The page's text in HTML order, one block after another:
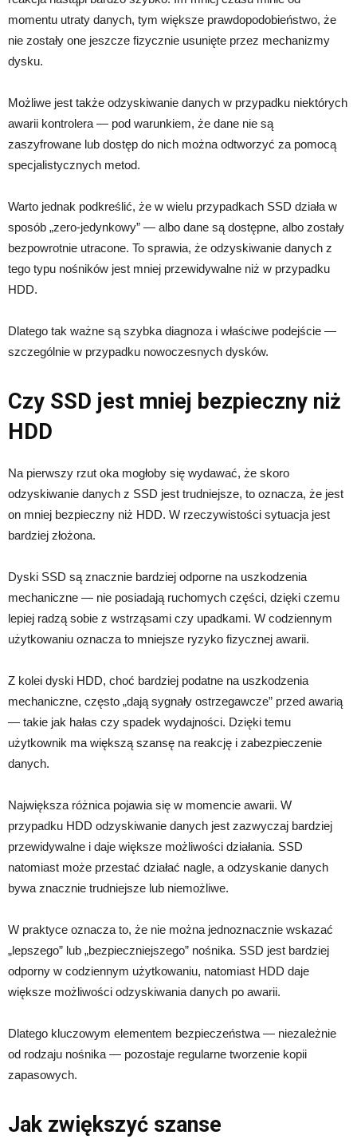
momentu utraty danych, tym większe prawdopodobieństwo, że
nie zostały one jeszcze fizycznie usunięte przez mechanizmy
dysku.
Możliwe jest także odzyskiwanie danych w przypadku niektórych
awarii kontrolera — pod warunkiem, że dane nie są
zaszyfrowane lub dostęp do nich można odtworzyć za pomocą
specjalistycznych metod.
Warto jednak podkreślić, że w wielu przypadkach SSD działa w
sposób „zero-jedynkowy” — albo dane są dostępne, albo zostały
bezpowrotnie utracone. To sprawia, że odzyskiwanie danych z
tego typu nośników jest mniej przewidywalne niż w przypadku
HDD.
Dlatego tak ważne są szybka diagnoza i właściwe podejście —
szczególnie w przypadku nowoczesnych dysków.
Czy SSD jest mniej bezpieczny niż
HDD
Na pierwszy rzut oka mogłoby się wydawać, że skoro
odzyskiwanie danych z SSD jest trudniejsze, to oznacza, że jest
on mniej bezpieczny niż HDD. W rzeczywistości sytuacja jest
bardziej złożona.
Dyski SSD są znacznie bardziej odporne na uszkodzenia
mechaniczne — nie posiadają ruchomych części, dzięki czemu
lepiej radzą sobie z wstrząsami czy upadkami. W codziennym
użytkowaniu oznacza to mniejsze ryzyko fizycznej awarii.
Z kolei dyski HDD, choć bardziej podatne na uszkodzenia
mechaniczne, często „dają sygnały ostrzegawcze” przed awarią
— takie jak hałas czy spadek wydajności. Dzięki temu
użytkownik ma większą szansę na reakcję i zabezpieczenie
danych.
Największa różnica pojawia się w momencie awarii. W
przypadku HDD odzyskiwanie danych jest zazwyczaj bardziej
przewidywalne i daje większe możliwości działania. SSD
natomiast może przestać działać nagle, a odzyskanie danych
bywa znacznie trudniejsze lub niemożliwe.
W praktyce oznacza to, że nie można jednoznacznie wskazać
„lepszego” lub „bezpieczniejszego” nośnika. SSD jest bardziej
odporny w codziennym użytkowaniu, natomiast HDD daje
większe możliwości odzyskiwania danych po awarii.
Dlatego kluczowym elementem bezpieczeństwa — niezależnie
od rodzaju nośnika — pozostaje regularne tworzenie kopii
zapasowych.
Jak zwiększyć szanse